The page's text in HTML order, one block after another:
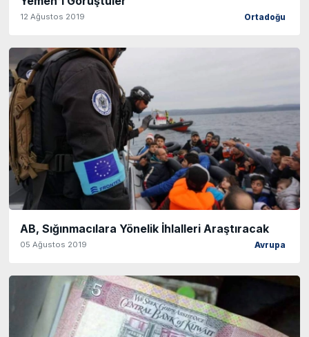
12 Ağustos 2019 Ortadoğu
AB, Sığınmacılara Yönelik İhlalleri Araştıracak
05 Ağustos 2019 Avrupa